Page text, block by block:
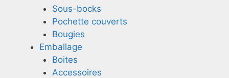
Sous-bocks
Pochette couverts
Bougies
Emballage
Boites
Accessoires